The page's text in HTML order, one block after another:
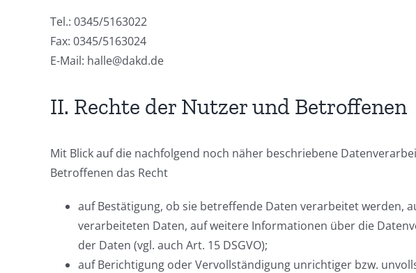
Tel.: 0345/5163022
Fax: 0345/5163024
E-Mail: halle@dakd.de
II. Rechte der Nutzer und Betroffenen
Mit Blick auf die nachfolgend noch näher beschriebene
Betroffenen das Recht
auf Bestätigung, ob sie betreffende Daten verarbeitet werden,
verarbeiteten Daten, auf weitere Informationen über die
der Daten (vgl. auch Art. 15 DSGVO);
auf Berichtigung oder Vervollständigung unrichtiger bzw.